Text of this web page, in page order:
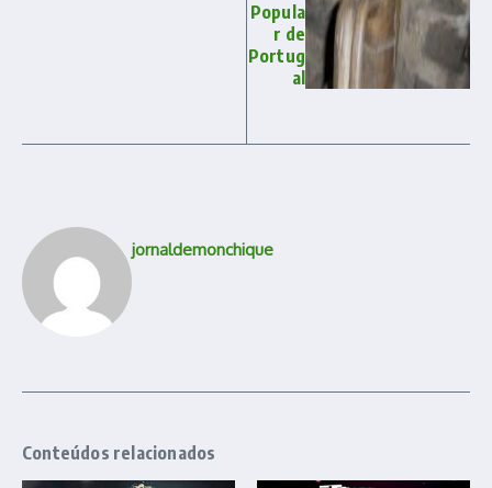
Popula
r de
Portug
al
jornaldemonchique
Conteúdos relacionados